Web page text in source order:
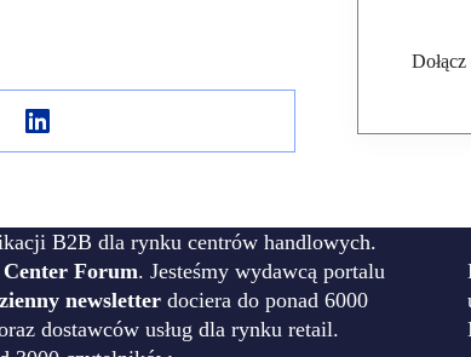
B2B dla rynku centrów handlowych.
Forum. Jesteśmy wydawcą portalu
newsletter dociera do ponad 6000
dostawców usług dla rynku retail.